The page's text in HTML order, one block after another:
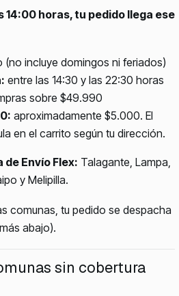
14:00 horas, tu pedido llega ese
(no incluye domingos ni feriados)
entre las 14:30 y las 22:30 horas
sobre $49.990
aproximadamente $5.000. El
en el carrito según tu dirección.
Envío Flex: Talagante, Lampa,
y Melipilla.
comunas, tu pedido se despacha
abajo).
sin cobertura